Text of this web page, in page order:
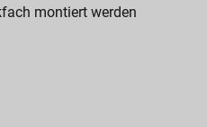
montiert werden